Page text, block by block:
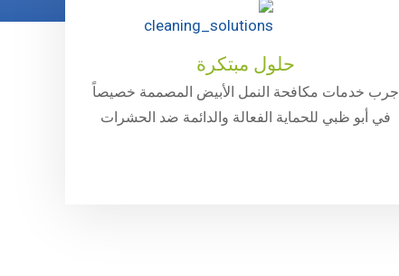
حلول مبتكرة
جرب خدمات مكافحة النمل الأبيض المصممة خصيصاً
في أبو ظبي للحماية الفعالة والدائمة ضد الحشرات